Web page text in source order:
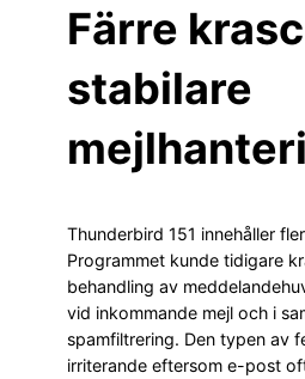
Färre
stabilare
Thunderbird 151 innehåller
Programmet kunde tidigare
behandling av
vid inkommande mejl och i
spamfiltrering. Den typen av
irriterande eftersom e-post